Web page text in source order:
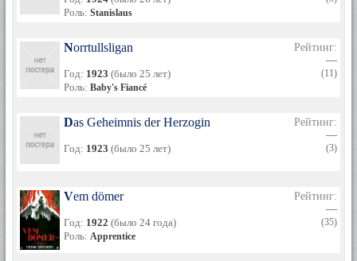
Роль: Stanislaus
Norrtullsligan
Год: 1923 (было 25 лет)
Роль: Baby's Fiancé
Рейтинг:
—
(11)
Das Geheimnis der Herzogin
Год: 1923 (было 25 лет)
Рейтинг:
—
(3)
Vem dömer
Год: 1922 (было 24 года)
Роль: Apprentice
Рейтинг:
—
(35)